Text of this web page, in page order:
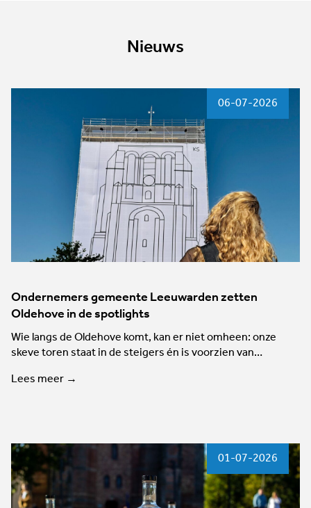
Nieuws
06-07-2026
Ondernemers gemeente Leeuwarden zetten
Oldehove in de spotlights
Wie langs de Oldehove komt, kan er niet omheen: onze
skeve toren staat in de steigers én is voorzien van…
Lees meer →
01-07-2026